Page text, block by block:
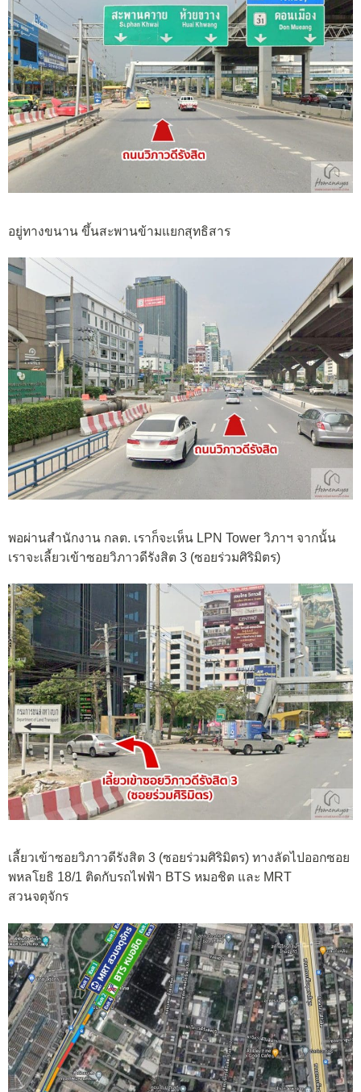
อยู่ทางขนาน ขึ้นสะพานข้ามแยกสุทธิสาร
พอผ่านสำนักงาน กลต. เราก็จะเห็น LPN Tower วิภาฯ จากนั้น
เราจะเลี้ยวเข้าซอยวิภาวดีรังสิต 3 (ซอยร่วมศิริมิตร)
เลี้ยวเข้าซอยวิภาวดีรังสิต 3 (ซอยร่วมศิริมิตร) ทางลัดไปออกซอย
พหลโยธิ 18/1 ติดกับรถไฟฟ้า BTS หมอชิต และ MRT
สวนจตุจักร